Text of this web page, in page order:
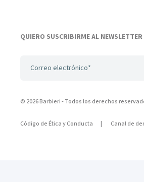
QUIERO SUSCRIBIRME AL NEWSLETTER
© 2026 Barbieri - Todos los derechos
Código de Ética y Conducta Canal de